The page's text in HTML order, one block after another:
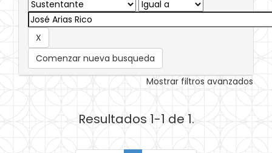
Comenzar nueva busqueda
Mostrar filtros avanzados
Resultados 1-1 de 1.